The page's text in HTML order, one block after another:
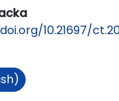
10.21697/